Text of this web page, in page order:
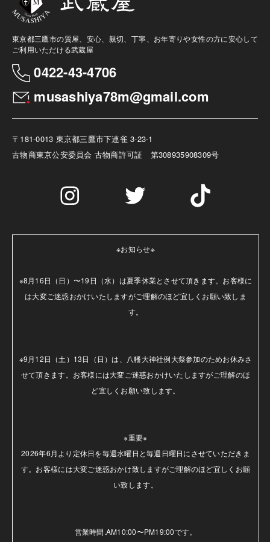
東京都三鷹市の質屋、安心、親切、丁寧、お年寄りや女性の方に安心して
ご利用いただける武蔵屋
0422-43-4706
musashiya78m@gmail.com
〒181-0013 東京都三鷹市下連雀 3-23-1
古物商東京公安委員会 古物商許可証 第308935908309号
※お知らせ※
※8月16日（日）〜19日（水）は夏季休業とさせて頂きます。お客様に
は大変ご迷惑おかけいたしますがご理解のほど宜しくお願い致しま
す。
※9月12日（土）13日（日）は、八幡大神社例大祭参加のためお休みさ
せて頂きます。お客様には大変ご迷惑おかけいたしますがご理解のほ
ど宜しくお願い致します。
※重要※
2026年6月より定休日を毎週水曜日と毎週日曜日にさせていただきま
す。お客様には大変ご迷惑おかけ致しますがご理解のほど宜しくお願
い致します。
営業時間.AM10:00〜PM19:00です。